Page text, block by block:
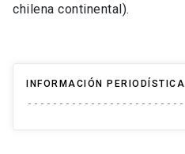
chilena continental).
INFORMACIÓN PERIODÍSTICA